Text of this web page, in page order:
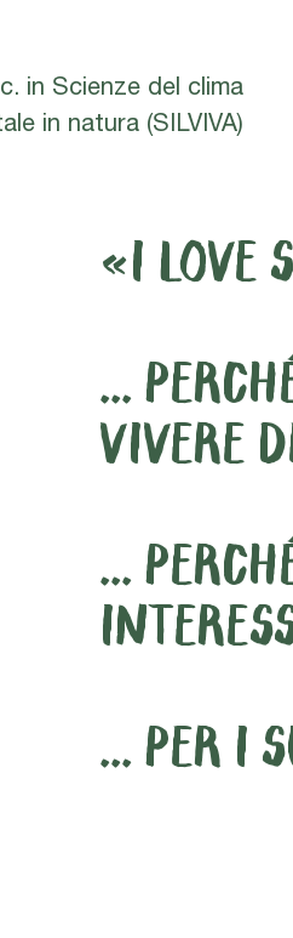
in Scienze del clima
in natura (SILVIVA)
«I LOVE
...
VIVERE
...
... PER I